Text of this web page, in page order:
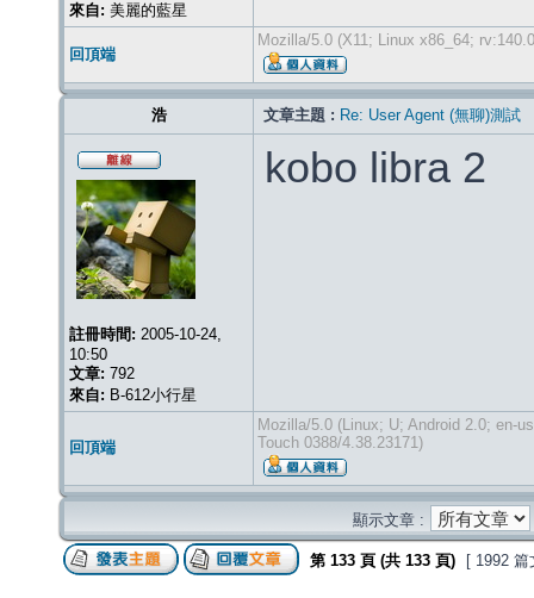
來自: 美麗的藍星
回頂端
Mozilla/5.0 (X11; Linux x86_64;
浩 文章主題 : Re: User Agent (無聊)測試
註冊時間: 2005-10-24,
10:50
文章: 792
來自: B-612小行星
kobo libra 2
回頂端
Mozilla/5.0 (Linux; U; Android 2.0; en-
Touch 0388/4.38.23171)
顯示文章 :
第 133 頁 (共 133 頁) [ 1992